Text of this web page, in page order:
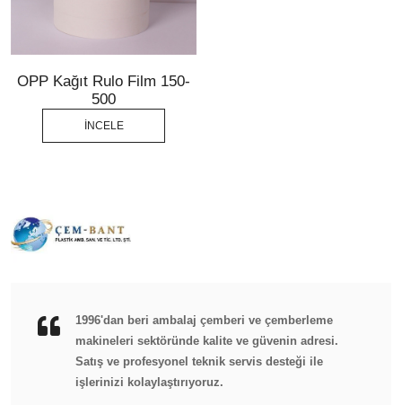
OPP Kağıt Rulo Film 150-
500
İNCELE
1996'dan beri ambalaj çemberi ve çemberleme
makineleri sektöründe kalite ve güvenin adresi.
Satış ve profesyonel teknik servis desteği ile
işlerinizi kolaylaştırıyoruz.